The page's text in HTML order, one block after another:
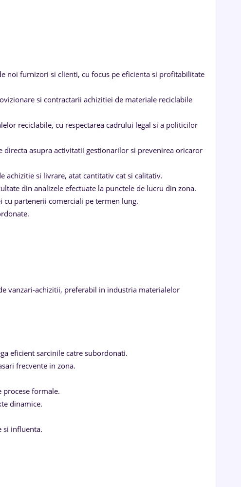
noi furnizori si clienti, cu focus pe eficienta si profitabilitate
si contractarii achizitiei de materiale reciclabile
reciclabile, cu respectarea cadrului legal si a politicilor
asupra activitatii gestionarilor si prevenirea oricaror
si livrare, atat cantitativ cat si calitativ.
din analizele efectuate la punctele de lucru din zona.
partenerii comerciali pe termen lung.
vanzari-achizitii, preferabil in industria materialelor
eficient sarcinile catre subordonati.
frecvente in zona.
procese formale.
dinamice.
si influenta.